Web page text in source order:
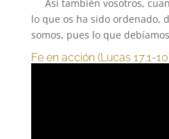
Así también vosotros,
lo que os ha sido ordenado,
somos, pues lo que
Fe en acción (Lucas 17:1-